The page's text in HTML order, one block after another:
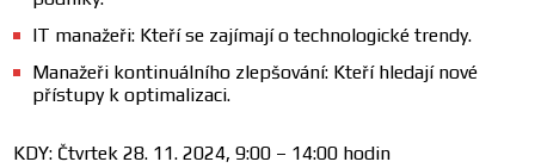
IT manažeři: Kteří se zajímají o technologické trendy.
Manažeři kontinuálního zlepšování: Kteří hledají nové
přístupy k optimalizaci.
KDY: Čtvrtek 28. 11. 2024, 9:00 – 14:00 hodin